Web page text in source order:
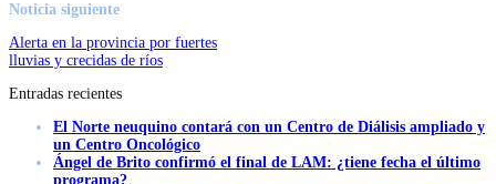
Noticia siguiente
Alerta en la provincia por fuertes
lluvias y crecidas de ríos
Entradas recientes
El Norte neuquino contará con un Centro de Diálisis ampliado y
un Centro Oncológico
Ángel de Brito confirmó el final de LAM: ¿tiene fecha el último
programa?